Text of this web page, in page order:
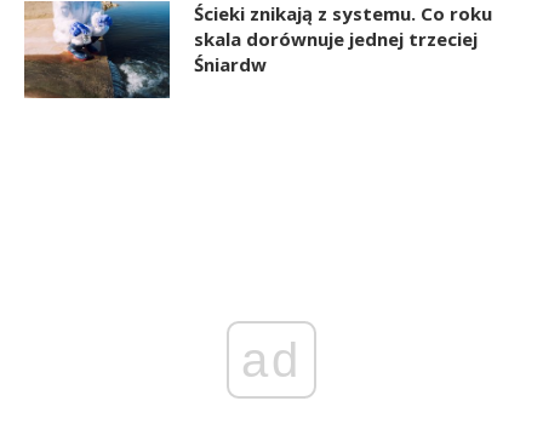
Ścieki znikają z systemu. Co roku
skala dorównuje jednej trzeciej
Śniardw
ad